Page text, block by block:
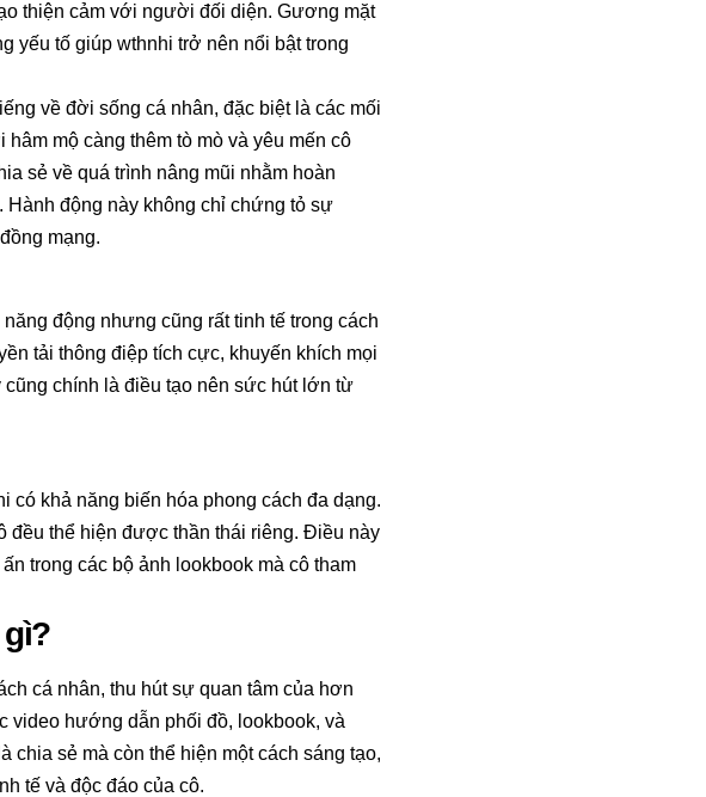
thiện cảm với người đối diện. Gương mặt
yếu tố giúp wthnhi trở nên nổi bật trong
về đời sống cá nhân, đặc biệt là các mối
mộ càng thêm tò mò và yêu mến cô
sẻ về quá trình nâng mũi nhằm hoàn
động này không chỉ chứng tỏ sự
mạng.
động nhưng cũng rất tinh tế trong cách
tải thông điệp tích cực, khuyến khích mọi
chính là điều tạo nên sức hút lớn từ
có khả năng biến hóa phong cách đa dạng.
đều thể hiện được thần thái riêng. Điều này
trong các bộ ảnh lookbook mà cô tham
cá nhân, thu hút sự quan tâm của hơn
video hướng dẫn phối đồ, lookbook, và
chia sẻ mà còn thể hiện một cách sáng tạo,
tế và độc đáo của cô.